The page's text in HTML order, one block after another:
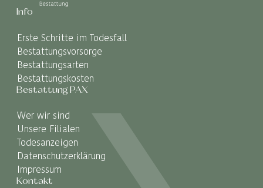
Info
Erste Schritte im Todesfall
Bestattungsvorsorge
Bestattungsarten
Bestattungskosten
Bestattung PAX
Wer wir sind
Unsere Filialen
Todesanzeigen
Datenschutzerklärung
Impressum
Kontakt